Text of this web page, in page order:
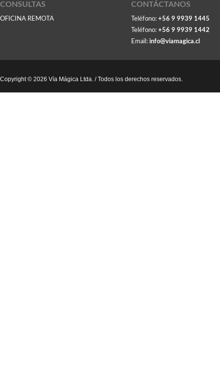
CONSULTAS
OFICINA REMOTA
CONTÁCTANOS
Teléfono: +56 9 9939 1445
Teléfono: +56 9 9939 1442
Email: info@viamagica.cl
Copyright © 2026 Vía Mágica Ltda. / Todos los derechos reservados.